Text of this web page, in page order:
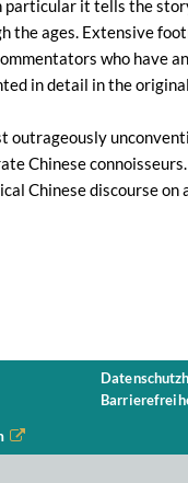
it tells the
the ages. Extensive
who have
in detail in the
outrageously
Chinese connoisseurs.
Chinese discourse